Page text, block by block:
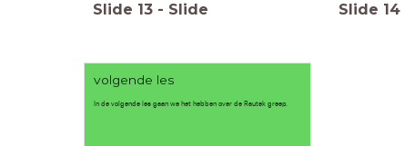
Slide 13 - Slide Slide 14
volgende les
In de volgende les gaan we het hebben over de Rautek greep.